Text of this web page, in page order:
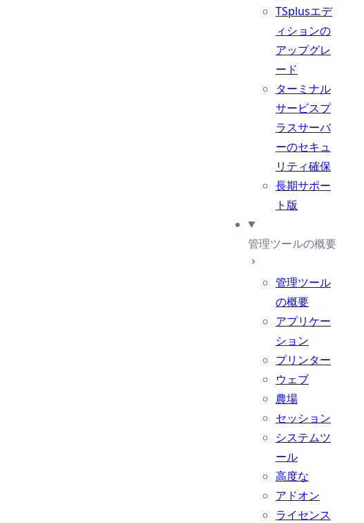
TSplusエデ
ィションの
アップグレ
ード
ターミナル
サービスプ
ラスサーバ
ーのセキュ
リティ確保
長期サポー
ト版
管理ツールの概要
管理ツール
の概要
アプリケー
ション
プリンター
ウェブ
農場
セッション
システムツ
ール
高度な
アドオン
ライセンス